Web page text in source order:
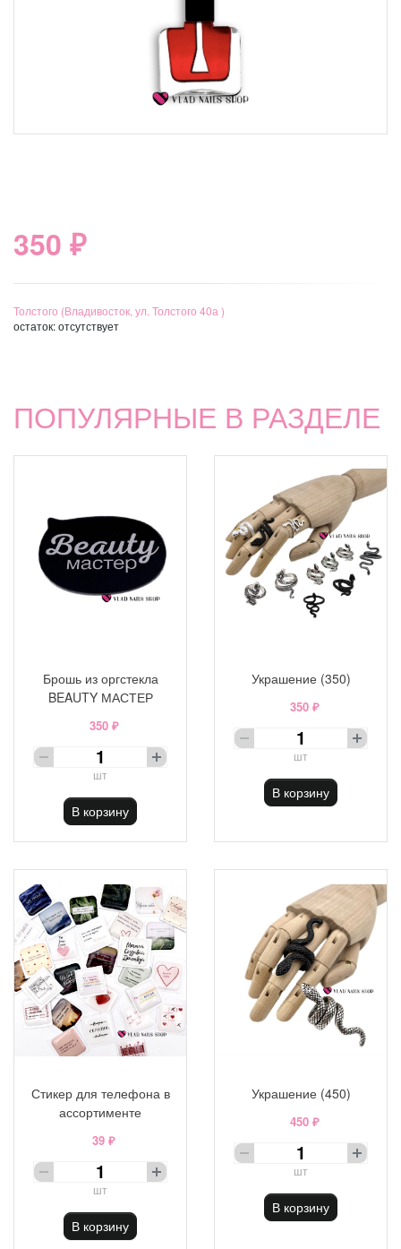
350 ₽
Толстого (Владивосток, ул. Толстого 40а )
остаток:отсутствует
ПОПУЛЯРНЫЕ В РАЗДЕЛЕ
Брошь из оргстекла
BEAUTY МАСТЕР
350 ₽
шт
В корзину
Украшение (350)
350 ₽
шт
В корзину
Стикер для телефона в
ассортименте
39 ₽
шт
В корзину
Украшение (450)
450 ₽
шт
В корзину